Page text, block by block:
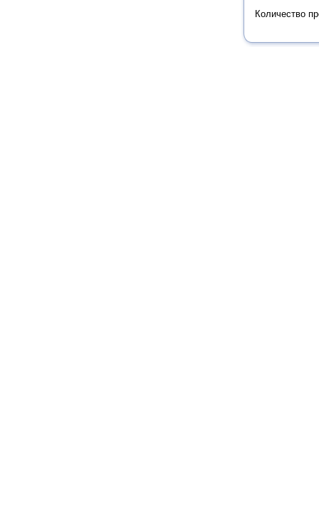
Количество